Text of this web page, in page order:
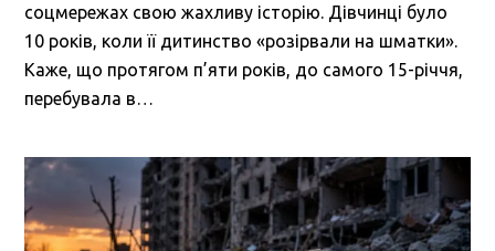
соцмережах свою жахливу історію. Дівчинці було
10 років, коли її дитинство «розірвали на шматки».
Каже, що протягом п’яти років, до самого 15-річчя,
перебувала в…